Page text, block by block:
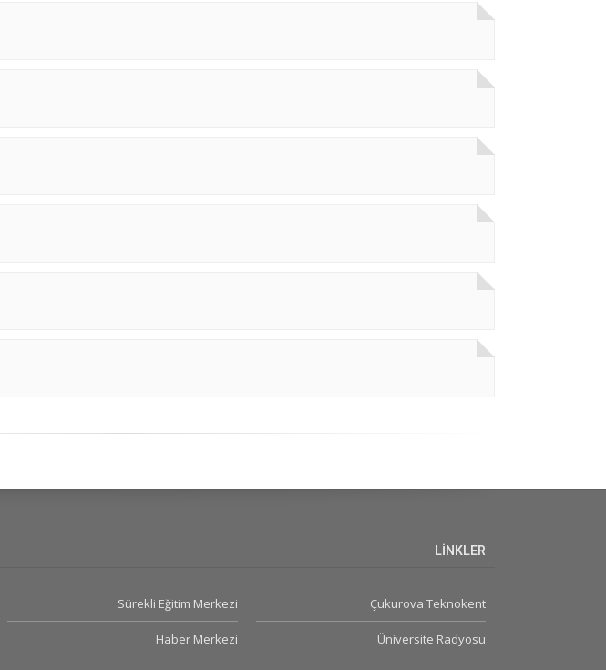
LİNKLER
Çukurova Teknokent
Üniversite Radyosu
Sürekli Eğitim Merkezi
Haber Merkezi